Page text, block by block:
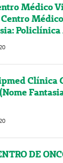
Médico
Clínica
DE